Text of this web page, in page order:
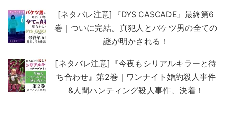
[ネタバレ注意]『DYS CASCADE』最終第6
巻｜ついに完結。真犯人とバケツ男の全ての
謎が明かされる！
[ネタバレ注意]『今夜もシリアルキラーと待
ち合わせ』第2巻｜ワンナイト婚約殺人事件
&人間ハンティング殺人事件、決着！